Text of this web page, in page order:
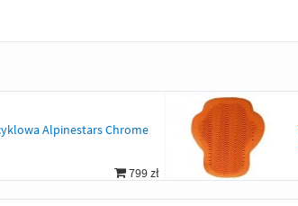
799 zł
Alpinestars Chrome